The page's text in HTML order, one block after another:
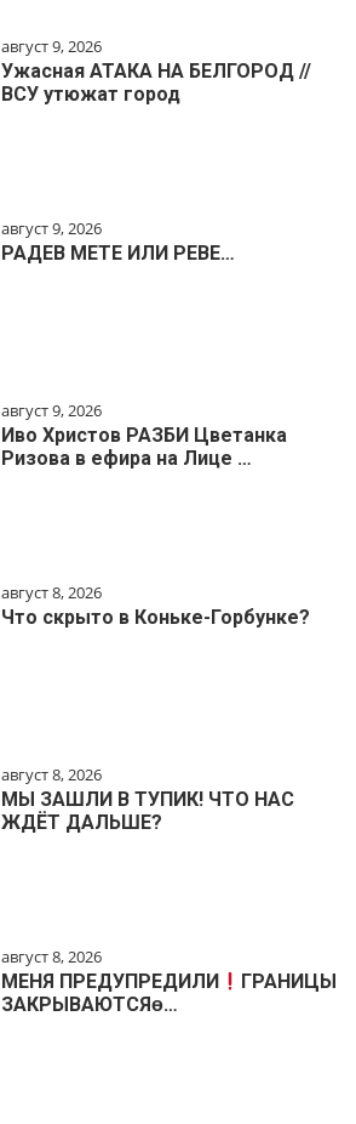
август 9, 2026
Ужасная АТАКА НА БЕЛГОРОД //
ВСУ утюжат город
август 9, 2026
РАДЕВ МЕТЕ ИЛИ РЕВЕ…
август 9, 2026
Иво Христов РАЗБИ Цветанка
Ризова в ефира на Лице …
август 8, 2026
Что скрыто в Коньке-Горбунке?
август 8, 2026
МЫ ЗАШЛИ В ТУПИК! ЧТО НАС
ЖДЁТ ДАЛЬШЕ?
август 8, 2026
МЕНЯ ПРЕДУПРЕДИЛИ
ГРАНИЦЫ
ЗАКРЫВАЮТСЯɵ…